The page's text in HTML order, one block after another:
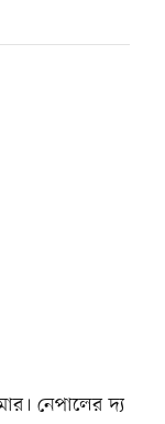
নেপালের দ্য